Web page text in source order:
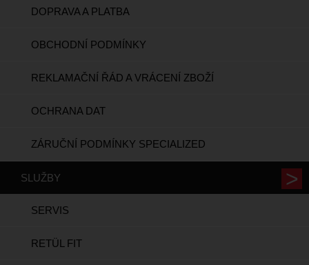
DOPRAVA A PLATBA
OBCHODNÍ PODMÍNKY
REKLAMAČNÍ ŘÁD A VRÁCENÍ ZBOŽÍ
OCHRANA DAT
ZÁRUČNÍ PODMÍNKY SPECIALIZED
SLUŽBY
SERVIS
RETÜL FIT